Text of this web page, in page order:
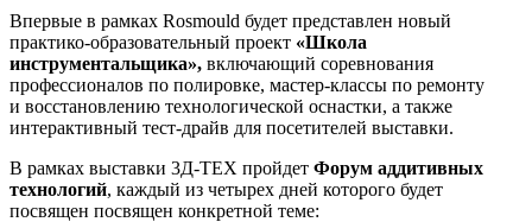
Впервые в рамках Rosmould будет представлен новый
практико-образовательный проект «Школа
инструментальщика», включающий соревнования
профессионалов по полировке, мастер-классы по ремонту
и восстановлению технологической оснастки, а также
интерактивный тест-драйв для посетителей выставки.
В рамках выставки 3Д-ТЕХ пройдет Форум аддитивных
технологий, каждый из четырех дней которого будет
посвящен посвящен конкретной теме: